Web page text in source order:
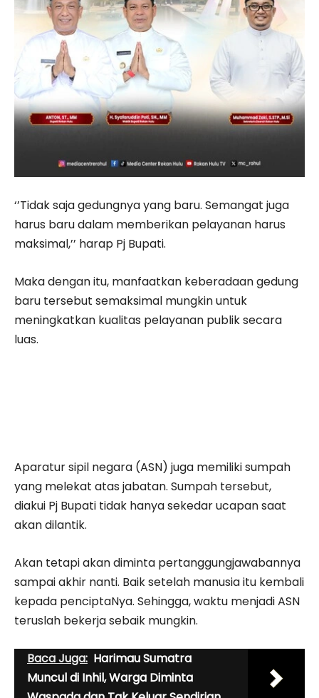
‘’Tidak saja gedungnya yang baru. Semangat juga
harus baru dalam memberikan pelayanan harus
maksimal,’’ harap Pj Bupati.
Maka dengan itu, manfaatkan keberadaan gedung
baru tersebut semaksimal mungkin untuk
meningkatkan kualitas pelayanan publik secara
luas.
Aparatur sipil negara (ASN) juga memiliki sumpah
yang melekat atas jabatan. Sumpah tersebut,
diakui Pj Bupati tidak hanya sekedar ucapan saat
akan dilantik.
Akan tetapi akan diminta pertanggungjawabannya
sam­pai akhir nanti. Baik setelah manusia itu kembali
kepada penciptaNya. Sehingga, waktu menjadi ASN
teruslah bekerja sebaik mungkin.
Baca Juga: Harimau Sumatra
Muncul di Inhil, Warga Diminta